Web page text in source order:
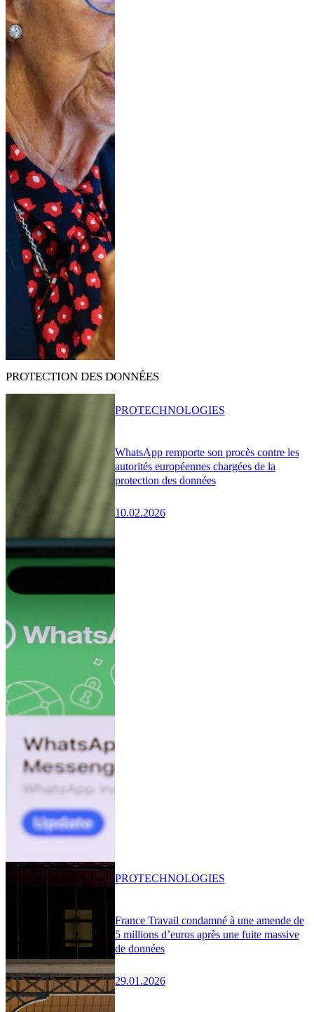
PROTECTION DES DONNÉES
WhatsApp remporte son procès contre les
autorités européennes chargées de la
protection des données
10.02.2026
PROTECHNOLOGIES
France Travail condamné à une amende de
5 millions d’euros après une fuite massive
de données
29.01.2026
PROTECHNOLOGIES